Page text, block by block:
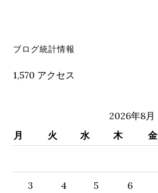
セ
カ
リ
サ
ブログ統計情報
1,570 アクセス
2026年8月
月
火 水 木 金
3 4 5 6